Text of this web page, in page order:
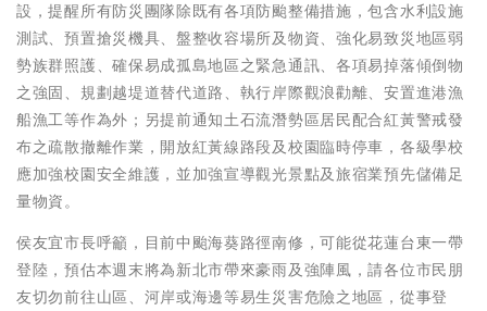
設，提醒所有防災團隊除既有各項防颱整備措施，包含水利設施
測試、預置搶災機具、盤整收容場所及物資、強化易致災地區弱
勢族群照護、確保易成孤島地區之緊急通訊、各項易掉落傾倒物
之強固、規劃越堤道替代道路、執行岸際觀浪勸離、安置進港漁
船漁工等作為外；另提前通知土石流潛勢區居民配合紅黃警戒發
布之疏散撤離作業，開放紅黃線路段及校園臨時停車，各級學校
應加強校園安全維護，並加強宣導觀光景點及旅宿業預先儲備足
量物資。
侯友宜市長呼籲，目前中颱海葵路徑南修，可能從花蓮台東一帶
登陸，預估本週末將為新北市帶來豪雨及強陣風，請各位市民朋
友切勿前往山區、河岸或海邊等易生災害危險之地區，從事登